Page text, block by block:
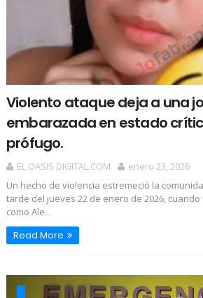
Violento ataque deja a una
embarazada en estado
prófugo.
EL OASIS DIGITAL.COM
enero 23, 2026
Un hecho de violencia estremeció la
tarde del jueves 22 de enero de 2026,
como Ale...
Read More